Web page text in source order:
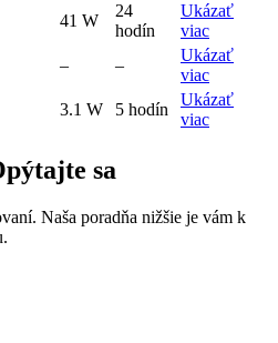
41 W
24
hodín
Ukázať
viac
– –
Ukázať
viac
3.1 W 5 hodín
Ukázať
viac
sa
Naša poradňa nižšie je vám k